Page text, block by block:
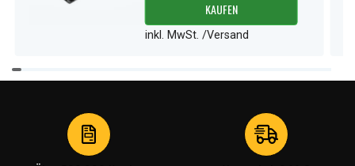
KAUFEN
inkl. MwSt. /Versand
Item
1